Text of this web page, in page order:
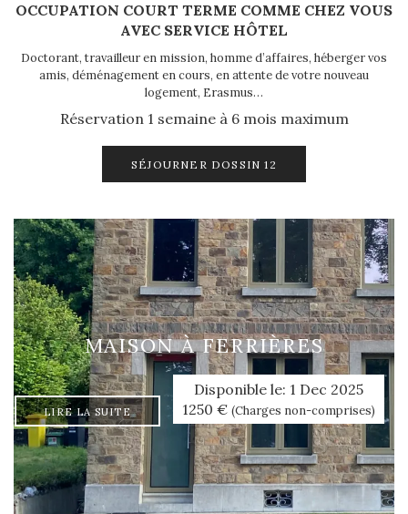
OCCUPATION COURT TERME COMME CHEZ VOUS
AVEC SERVICE HÔTEL
Doctorant, travailleur en mission, homme d’affaires, héberger vos
amis, déménagement en cours, en attente de votre nouveau
logement, Erasmus…
Réservation 1 semaine à 6 mois maximum
SÉJOURNER DOSSIN 12
MAISON À FERRIÈRES
LIRE LA SUITE
Disponible le: 1 Dec 2025
1250 € (Charges non-comprises)